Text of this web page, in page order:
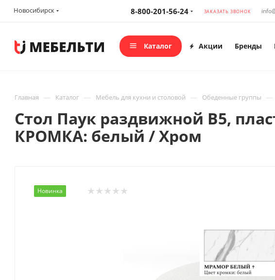
Новосибирск 8-800-201-56-24 ЗАКАЗАТЬ ЗВОНОК
Каталог Акции Бренды
Главная — Каталог — Мебель для кухни и столовой — Обеденные группы —
Стол Паук раздвижной В5,
КРОМКА: белый / Хром
Новинка